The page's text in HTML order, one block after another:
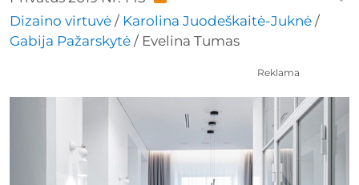
Dizaino virtuvė / Karolina Juodeškaitė-Juknė /
Gabija Pažarskytė / Evelina Tumas
Reklama